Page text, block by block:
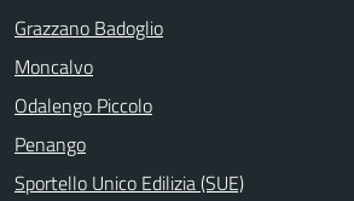
Grazzano Badoglio
Moncalvo
Odalengo Piccolo
Penango
Sportello Unico Edilizia (SUE)